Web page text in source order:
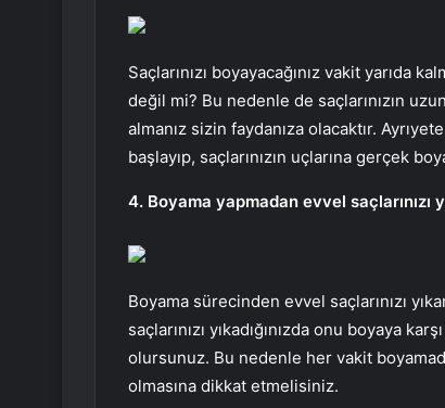
Saçlarınızı boyayacağınız vakit yarıda
değil mi? Bu nedenle de saçlarınızın
almanız sizin faydanıza olacaktır.
başlayıp, saçlarınızın uçlarına gerçek
4. Boyama yapmadan evvel saçlarınızı
Boyama sürecinden evvel saçlarınızı
saçlarınızı yıkadığınızda onu boyaya
olursunuz. Bu nedenle her vakit
olmasına dikkat etmelisiniz.